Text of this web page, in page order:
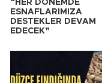
“HER DÖNEMDE
ESNAFLARIMIZA
DESTEKLER DEVAM
EDECEK”